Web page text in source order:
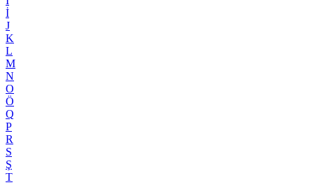
İ
J
K
L
M
N
O
Ö
Q
P
R
S
Ş
T